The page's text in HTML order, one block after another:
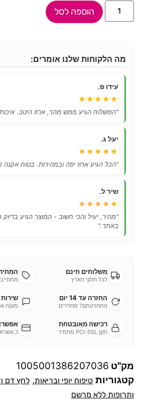
הוספה לסל
מה הלקוחות שלנו אומרים:
עידו פ.
★★★★★
"המשלוח הגיע ממש מהר, ארוז היטב.
יעל ג.
★★★★★
"הכל הגיע ארוז יפה ובמהירות. בטוח אקנה
שיר ל.
★★★★★
"מהיר, יעיל והכי חשוב - המוצר הגיע בדיוק
באתר."
משלוחים חינם
לכל חלקי הארץ
החזרה עד 14 יום
התחרטתם? מחזירים מענה
רכישה מאובטחת
תקן PCI-SSL מחמיר
מק"ט 1005001386207036
קטגוריות טיפוח יופי ובריאות, לחץ דם
ותרופות ללא מרשם